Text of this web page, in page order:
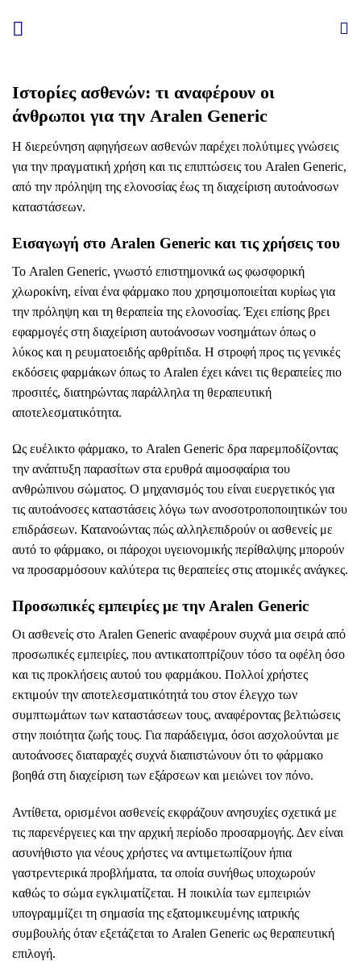
Ιστορίες ασθενών: τι αναφέρουν οι
άνθρωποι για την Aralen Generic
Η διερεύνηση αφηγήσεων ασθενών παρέχει πολύτιμες γνώσεις
για την πραγματική χρήση και τις επιπτώσεις του Aralen Generic,
από την πρόληψη της ελονοσίας έως τη διαχείριση αυτοάνοσων
καταστάσεων.
Εισαγωγή στο Aralen Generic και τις χρήσεις του
Το Aralen Generic, γνωστό επιστημονικά ως φωσφορική
χλωροκίνη, είναι ένα φάρμακο που χρησιμοποιείται κυρίως για
την πρόληψη και τη θεραπεία της ελονοσίας. Έχει επίσης βρει
εφαρμογές στη διαχείριση αυτοάνοσων νοσημάτων όπως ο
λύκος και η ρευματοειδής αρθρίτιδα. Η στροφή προς τις γενικές
εκδόσεις φαρμάκων όπως το Aralen έχει κάνει τις θεραπείες πιο
προσιτές, διατηρώντας παράλληλα τη θεραπευτική
αποτελεσματικότητα.
Ως ευέλικτο φάρμακο, το Aralen Generic δρα παρεμποδίζοντας
την ανάπτυξη παρασίτων στα ερυθρά αιμοσφαίρια του
ανθρώπινου σώματος. Ο μηχανισμός του είναι ευεργετικός για
τις αυτοάνοσες καταστάσεις λόγω των ανοσοτροποποιητικών του
επιδράσεων. Κατανοώντας πώς αλληλεπιδρούν οι ασθενείς με
αυτό το φάρμακο, οι πάροχοι υγειονομικής περίθαλψης μπορούν
να προσαρμόσουν καλύτερα τις θεραπείες στις ατομικές ανάγκες.
Προσωπικές εμπειρίες με την Aralen Generic
Οι ασθενείς στο Aralen Generic αναφέρουν συχνά μια σειρά από
προσωπικές εμπειρίες, που αντικατοπτρίζουν τόσο τα οφέλη όσο
και τις προκλήσεις αυτού του φαρμάκου. Πολλοί χρήστες
εκτιμούν την αποτελεσματικότητά του στον έλεγχο των
συμπτωμάτων των καταστάσεων τους, αναφέροντας βελτιώσεις
στην ποιότητα ζωής τους. Για παράδειγμα, όσοι ασχολούνται με
αυτοάνοσες διαταραχές συχνά διαπιστώνουν ότι το φάρμακο
βοηθά στη διαχείριση των εξάρσεων και μειώνει τον πόνο.
Αντίθετα, ορισμένοι ασθενείς εκφράζουν ανησυχίες σχετικά με
τις παρενέργειες και την αρχική περίοδο προσαρμογής. Δεν είναι
ασυνήθιστο για νέους χρήστες να αντιμετωπίζουν ήπια
γαστρεντερικά προβλήματα, τα οποία συνήθως υποχωρούν
καθώς το σώμα εγκλιματίζεται. Η ποικιλία των εμπειριών
υπογραμμίζει τη σημασία της εξατομικευμένης ιατρικής
συμβουλής όταν εξετάζεται το Aralen Generic ως θεραπευτική
επιλογή.